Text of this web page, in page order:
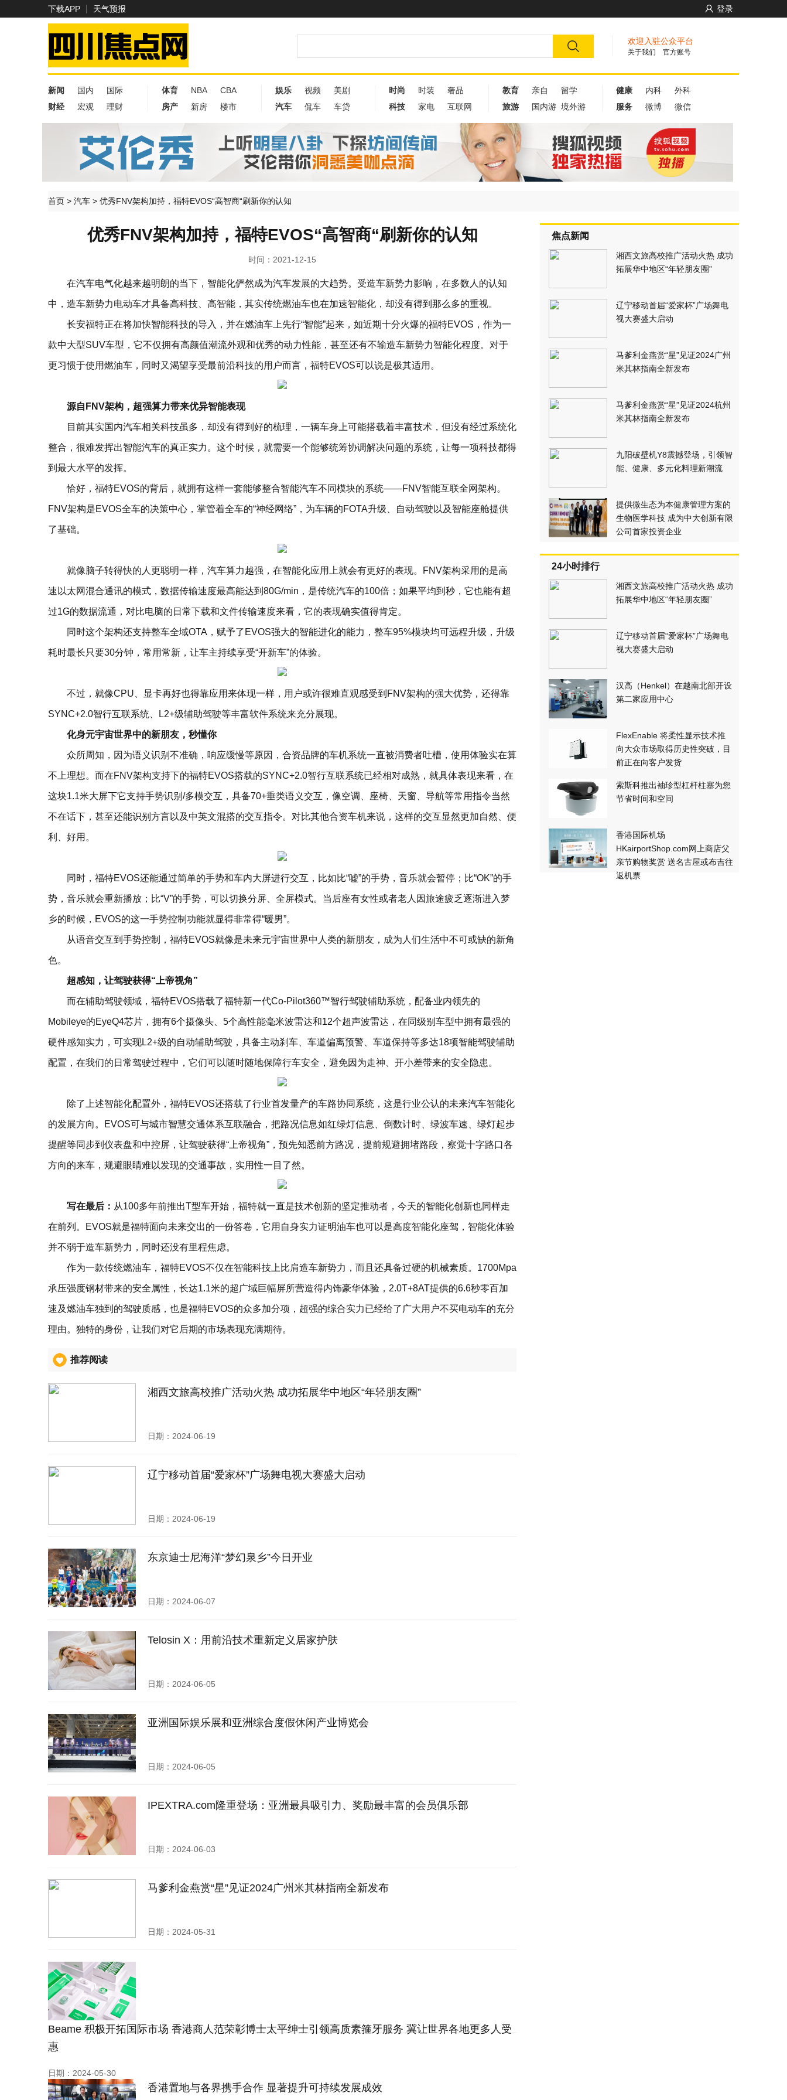
下载APP 天气预报 登录
欢迎入驻公众平台
关于我们 官方账号
新闻 国内
国际
财经
宏观 理财
体育 NBA
CBA
房产
新房 楼市
娱乐 视频
美剧
汽车
侃车 车贷
时尚 时装
奢品
科技
家电 互联网
教育 亲自
留学
旅游
国内游 境外游
健康 内科
外科
服务
微博 微信
首页 > 汽车 > 优秀FNV架构加持，福特EVOS“高智商“刷新你的认知
优秀FNV架构加持，福特EVOS“高智商“刷新你的认知
时间：2021-12-15
在汽车电气化越来越明朗的当下，智能化俨然成为汽车发展的大趋势。受造车新势力影响，在多数人的认知
中，造车新势力电动车才具备高科技、高智能，其实传统燃油车也在加速智能化，却没有得到那么多的重视。
长安福特正在将加快智能科技的导入，并在燃油车上先行“智能”起来，如近期十分火爆的福特EVOS，作为一
款中大型SUV车型，它不仅拥有高颜值潮流外观和优秀的动力性能，甚至还有不输造车新势力智能化程度。对于
更习惯于使用燃油车，同时又渴望享受最前沿科技的用户而言，福特EVOS可以说是极其适用。
源自FNV架构，超强算力带来优异智能表现
目前其实国内汽车相关科技虽多，却没有得到好的梳理，一辆车身上可能搭载着丰富技术，但没有经过系统化
整合，很难发挥出智能汽车的真正实力。这个时候，就需要一个能够统筹协调解决问题的系统，让每一项科技都得
到最大水平的发挥。
恰好，福特EVOS的背后，就拥有这样一套能够整合智能汽车不同模块的系统——FNV智能互联全网架构。
FNV架构是EVOS全车的决策中心，掌管着全车的“神经网络”，为车辆的FOTA升级、自动驾驶以及智能座舱提供
了基础。
就像脑子转得快的人更聪明一样，汽车算力越强，在智能化应用上就会有更好的表现。FNV架构采用的是高
速以太网混合通讯的模式，数据传输速度最高能达到80G/min，是传统汽车的100倍；如果平均到秒，它也能有超
过1G的数据流通，对比电脑的日常下载和文件传输速度来看，它的表现确实值得肯定。
同时这个架构还支持整车全域OTA，赋予了EVOS强大的智能进化的能力，整车95%模块均可远程升级，升级
耗时最长只要30分钟，常用常新，让车主持续享受“开新车”的体验。
不过，就像CPU、显卡再好也得靠应用来体现一样，用户或许很难直观感受到FNV架构的强大优势，还得靠
SYNC+2.0智行互联系统、L2+级辅助驾驶等丰富软件系统来充分展现。
化身元宇宙世界中的新朋友，秒懂你
众所周知，因为语义识别不准确，响应缓慢等原因，合资品牌的车机系统一直被消费者吐槽，使用体验实在算
不上理想。而在FNV架构支持下的福特EVOS搭载的SYNC+2.0智行互联系统已经相对成熟，就具体表现来看，在
这块1.1米大屏下它支持手势识别/多模交互，具备70+垂类语义交互，像空调、座椅、天窗、导航等常用指令当然
不在话下，甚至还能识别方言以及中英文混搭的交互指令。对比其他合资车机来说，这样的交互显然更加自然、便
利、好用。
同时，福特EVOS还能通过简单的手势和车内大屏进行交互，比如比“嘘”的手势，音乐就会暂停；比“OK”的手
势，音乐就会重新播放；比“V”的手势，可以切换分屏、全屏模式。当后座有女性或者老人因旅途疲乏逐渐进入梦
乡的时候，EVOS的这一手势控制功能就显得非常得“暖男”。
从语音交互到手势控制，福特EVOS就像是未来元宇宙世界中人类的新朋友，成为人们生活中不可或缺的新角
色。
超感知，让驾驶获得“上帝视角”
而在辅助驾驶领域，福特EVOS搭载了福特新一代Co-Pilot360™智行驾驶辅助系统，配备业内领先的
Mobileye的EyeQ4芯片，拥有6个摄像头、5个高性能毫米波雷达和12个超声波雷达，在同级别车型中拥有最强的
硬件感知实力，可实现L2+级的自动辅助驾驶，具备主动刹车、车道偏离预警、车道保持等多达18项智能驾驶辅助
配置，在我们的日常驾驶过程中，它们可以随时随地保障行车安全，避免因为走神、开小差带来的安全隐患。
除了上述智能化配置外，福特EVOS还搭载了行业首发量产的车路协同系统，这是行业公认的未来汽车智能化
的发展方向。EVOS可与城市智慧交通体系互联融合，把路况信息如红绿灯信息、倒数计时、绿波车速、绿灯起步
提醒等同步到仪表盘和中控屏，让驾驶获得“上帝视角”，预先知悉前方路况，提前规避拥堵路段，察觉十字路口各
方向的来车，规避眼睛难以发现的交通事故，实用性一目了然。
写在最后： 从100多年前推出T型车开始，福特就一直是技术创新的坚定推动者，今天的智能化创新也同样走
在前列。EVOS就是福特面向未来交出的一份答卷，它用自身实力证明油车也可以是高度智能化座驾，智能化体验
并不弱于造车新势力，同时还没有里程焦虑。
作为一款传统燃油车，福特EVOS不仅在智能科技上比肩造车新势力，而且还具备过硬的机械素质。1700Mpa
承压强度钢材带来的安全属性，长达1.1米的超广域巨幅屏所营造得内饰豪华体验，2.0T+8AT提供的6.6秒零百加
速及燃油车独到的驾驶质感，也是福特EVOS的众多加分项，超强的综合实力已经给了广大用户不买电动车的充分
理由。独特的身份，让我们对它后期的市场表现充满期待。
推荐阅读
湘西文旅高校推广活动火热 成功拓展华中地区“年轻朋友圈”
日期：2024-06-19
辽宁移动首届“爱家杯”广场舞电视大赛盛大启动
日期：2024-06-19
东京迪士尼海洋“梦幻泉乡”今日开业
日期：2024-06-07
Telosin X：用前沿技术重新定义居家护肤
日期：2024-06-05
亚洲国际娱乐展和亚洲综合度假休闲产业博览会
日期：2024-06-05
IPEXTRA.com隆重登场：亚洲最具吸引力、奖励最丰富的会员俱乐部
日期：2024-06-03
马爹利金燕赏“星”见证2024广州米其林指南全新发布
日期：2024-05-31
Beame 积极开拓国际市场 香港商人范荣彰博士太平绅士引领高质素箍牙服务 冀让世界各地更多人受
惠
日期：2024-05-30
香港置地与各界携手合作 显著提升可持续发展成效
焦点新闻
湘西文旅高校推广活动火热 成功
拓展华中地区“年轻朋友圈”
辽宁移动首届“爱家杯”广场舞电
视大赛盛大启动
马爹利金燕赏“星”见证2024广州
米其林指南全新发布
马爹利金燕赏“星”见证2024杭州
米其林指南全新发布
九阳破壁机Y8震撼登场，引领智
能、健康、多元化料理新潮流
提供微生态为本健康管理方案的
生物医学科技 成为中大创新有限
公司首家投资企业
24小时排行
湘西文旅高校推广活动火热 成功
拓展华中地区“年轻朋友圈”
辽宁移动首届“爱家杯”广场舞电
视大赛盛大启动
汉高（Henkel）在越南北部开设
第二家应用中心
FlexEnable 将柔性显示技术推
向大众市场取得历史性突破，目
前正在向客户发货
索斯科推出袖珍型杠杆柱塞为您
节省时间和空间
香港国际机场
HKairportShop.com网上商店父
亲节购物奖赏 送名古屋或布吉往
返机票